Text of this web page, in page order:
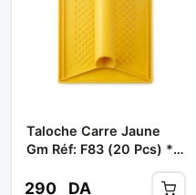
Taloche Carre Jaune
Gm Réf: F83 (20 Pcs) **
290 DA